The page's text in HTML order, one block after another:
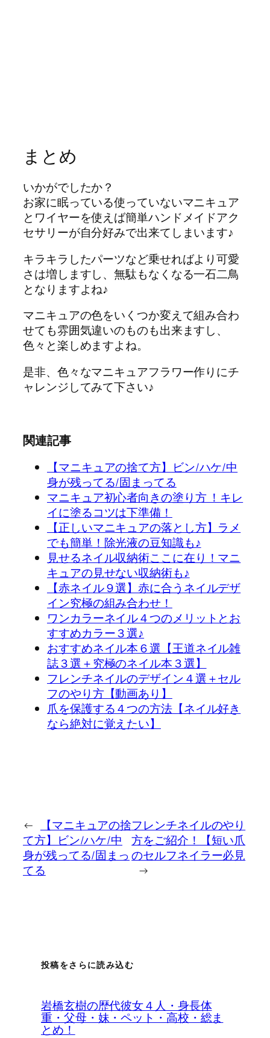
まとめ
いかがでしたか？
お家に眠っている使っていないマニキュア
とワイヤーを使えば簡単ハンドメイドアク
セサリーが自分好みで出来てしまいます♪
キラキラしたパーツなど乗せればより可愛
さは増しますし、無駄もなくなる一石二鳥
となりますよね♪
マニキュアの色をいくつか変えて組み合わ
せても雰囲気違いのものも出来ますし、
色々と楽しめますよね。
是非、色々なマニキュアフラワー作りにチ
ャレンジしてみて下さい♪
関連記事
【マニキュアの捨て方】ビン/ハケ/中
身が残ってる/固まってる
マニキュア初心者向きの塗り方 ！キレ
イに塗るコツは下準備！
【正しいマニキュアの落とし方】ラメ
でも簡単！除光液の豆知識も♪
見せるネイル収納術ここに在り！マニ
キュアの見せない収納術も♪
【赤ネイル９選】赤に合うネイルデザ
イン究極の組み合わせ！
ワンカラーネイル４つのメリットとお
すすめカラー３選♪
おすすめネイル本６選【王道ネイル雑
誌３選＋究極のネイル本３選】
フレンチネイルのデザイン４選＋セル
フのやり方【動画あり】
爪を保護する４つの方法【ネイル好き
なら絶対に覚えたい】
←
【マニキュアの捨
て方】ビン/ハケ/中
身が残ってる/固まっ
てる
フレンチネイルのやり
方をご紹介！【短い爪
のセルフネイラー必見
→
投稿をさらに読み込む
岩橋玄樹の歴代彼女４人・身長体
重・父母・妹・ペット・高校・総ま
とめ！